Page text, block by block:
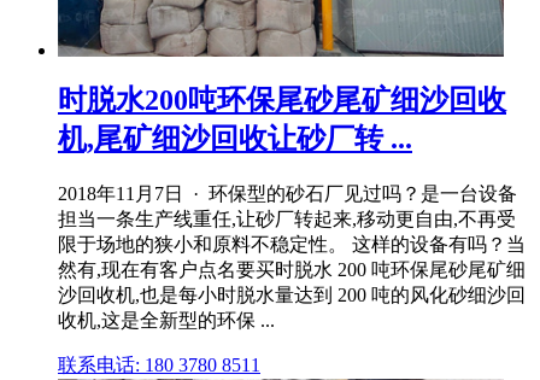
时脱水200吨环保尾砂尾矿细沙回收
机,尾矿细沙回收让砂厂转 ...
2018年11月7日 · 环保型的砂石厂见过吗？是一台设备
担当一条生产线重任,让砂厂转起来,移动更自由,不再受
限于场地的狭小和原料不稳定性。 这样的设备有吗？当
然有,现在有客户点名要买时脱水 200 吨环保尾砂尾矿细
沙回收机,也是每小时脱水量达到 200 吨的风化砂细沙回
收机,这是全新型的环保 ...
联系电话: 180 3780 8511